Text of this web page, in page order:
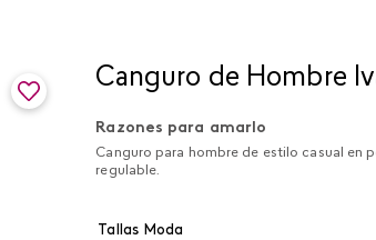
Canguro de Hombre
Razones para amarlo
Canguro para hombre de estilo casual en
regulable.
Tallas Moda